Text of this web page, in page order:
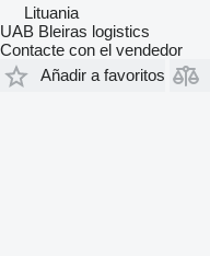
Lituania
UAB Bleiras logistics
Contacte con el vendedor
Añadir a favoritos